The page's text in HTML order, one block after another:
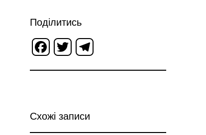
Поділитись
Facebook
Twitter
Схожі записи